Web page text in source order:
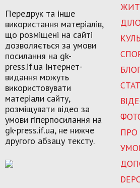
ДІЛО
ПРО
Передрук та інше
використання матеріалів,
що розміщені на сайті
дозволяється за умови
посилання на gk-
press.if.ua Інтернет-
видання можуть
використовувати
матеріали сайту,
розміщувати відео за
умови гіперпосилання на
gk-press.if.ua, не нижче
другого абзацу тексту.